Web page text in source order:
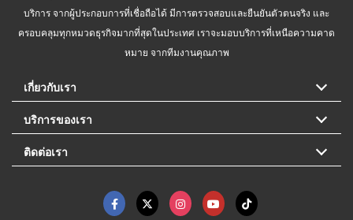
บริการ จากผู้ประกอบการที่เชื่อถือได้ มีการตรวจสอบและยืนยันตัวตนจริง และ
ครอบคลุมทุกหมวดธุรกิจมากที่สุดในประเทศ เราจะมอบบริการที่เหนือความคาด
หมาย จากทีมงานคุณภาพ
เกี่ยวกับเรา
บริการของเรา
ติดต่อเรา